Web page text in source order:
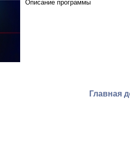
Описание программы
Главная